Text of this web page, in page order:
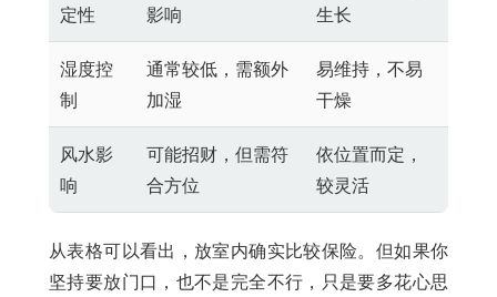
定性
影响
生长
湿度控
制
通常较低，需额外
加湿
易维持，不易
干燥
风水影
响
可能招财，但需符
合方位
依位置而定，
较灵活
从表格可以看出，放室内确实比较保险。但如果你
坚持要放门口，也不是完全不行，只是要多花心思